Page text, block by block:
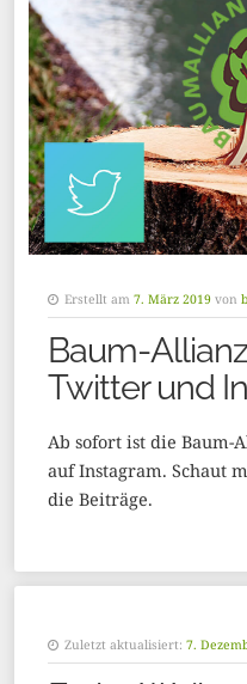
Erstellt am 7. März 2019 von
Baum-
Twitter und
Ab sofort ist die Baum-
auf Instagram. Schaut
die Beiträge.
Zuletzt aktualisiert: 7.